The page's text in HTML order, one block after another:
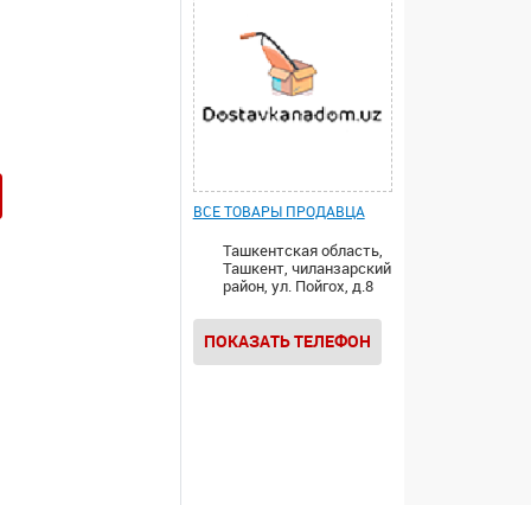
ВСЕ ТОВАРЫ ПРОДАВЦА
Ташкентская область,
Ташкент, чиланзарский
район, ул. Пойгох, д.8
ПОКАЗАТЬ ТЕЛЕФОН